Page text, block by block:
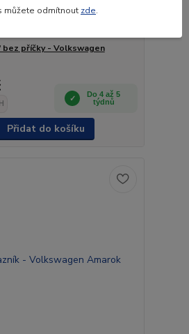
bez příčky - Volkswagen
Do 4 až 5
týdnů
Přidat do košíku
můžete odmítnout zde.